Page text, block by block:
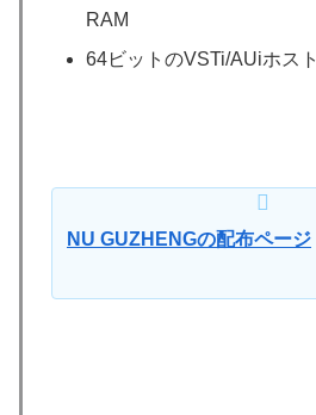
RAM
64ビットのVSTi/AUiホスト
NU GUZHENGの配布ページ